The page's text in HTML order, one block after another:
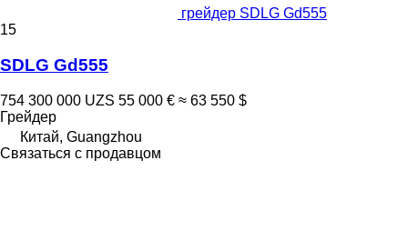
грейдер SDLG Gd555
15
SDLG Gd555
754 300 000 UZS 55 000 € ≈ 63 550 $
Грейдер
Китай, Guangzhou
Связаться с продавцом